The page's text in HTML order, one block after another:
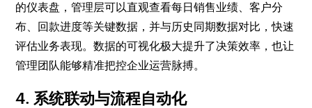
的仪表盘，管理层可以直观查看每日销售业绩、客户分
布、回款进度等关键数据，并与历史同期数据对比，快速
评估业务表现。数据的可视化极大提升了决策效率，也让
管理团队能够精准把控企业运营脉搏。
4. 系统联动与流程自动化